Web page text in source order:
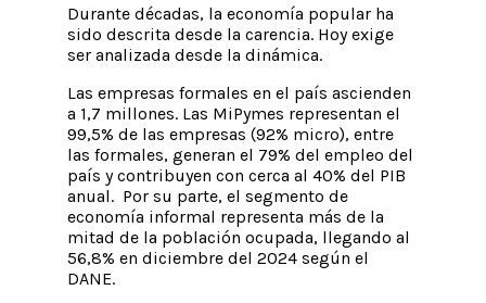
Durante décadas, la economía popular ha
sido descrita desde la carencia. Hoy exige
ser analizada desde la dinámica.
Las empresas formales en el país ascienden
a 1,7 millones. Las MiPymes representan el
99,5% de las empresas (92% micro), entre
las formales, generan el 79% del empleo del
país y contribuyen con cerca al 40% del PIB
anual. Por su parte, el segmento de
economía informal representa más de la
mitad de la población ocupada, llegando al
56,8% en diciembre del 2024 según el
DANE.